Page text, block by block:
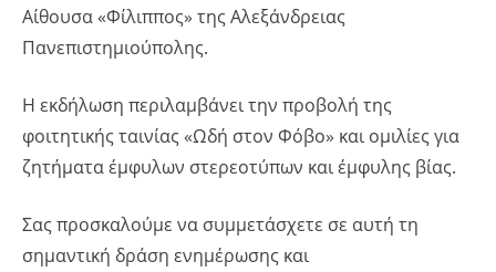
Αίθουσα «Φίλιππος» της Αλεξάνδρειας
Πανεπιστημιούπολης.
Η εκδήλωση περιλαμβάνει την προβολή της
φοιτητικής ταινίας «Ωδή στον Φόβο» και ομιλίες για
ζητήματα έμφυλων στερεοτύπων και έμφυλης βίας.
Σας προσκαλούμε να συμμετάσχετε σε αυτή τη
σημαντική δράση ενημέρωσης και